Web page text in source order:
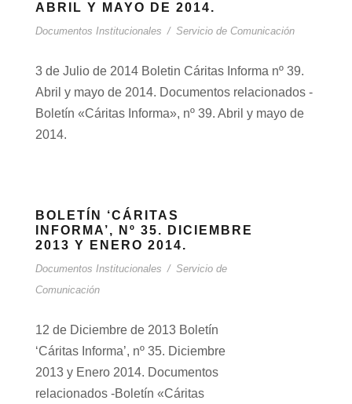
ABRIL Y MAYO DE 2014.
Documentos Institucionales / Servicio de Comunicación
3 de Julio de 2014 Boletin Cáritas Informa nº 39.
Abril y mayo de 2014. Documentos relacionados -
Boletín «Cáritas Informa», nº 39. Abril y mayo de
2014.
BOLETÍN ‘CÁRITAS
INFORMA’, Nº 35. DICIEMBRE
2013 Y ENERO 2014.
Documentos Institucionales / Servicio de
Comunicación
12 de Diciembre de 2013 Boletín
‘Cáritas Informa’, nº 35. Diciembre
2013 y Enero 2014. Documentos
relacionados -Boletín «Cáritas